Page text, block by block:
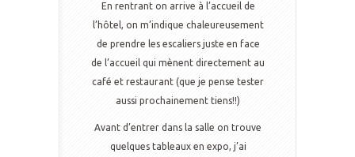
En rentrant on arrive à l’accueil de
l’hôtel, on m’indique chaleureusement
de prendre les escaliers juste en face
de l’accueil qui mènent directement au
café et restaurant (que je pense tester
aussi prochainement tiens!!)
Avant d’entrer dans la salle on trouve
quelques tableaux en expo, j’ai